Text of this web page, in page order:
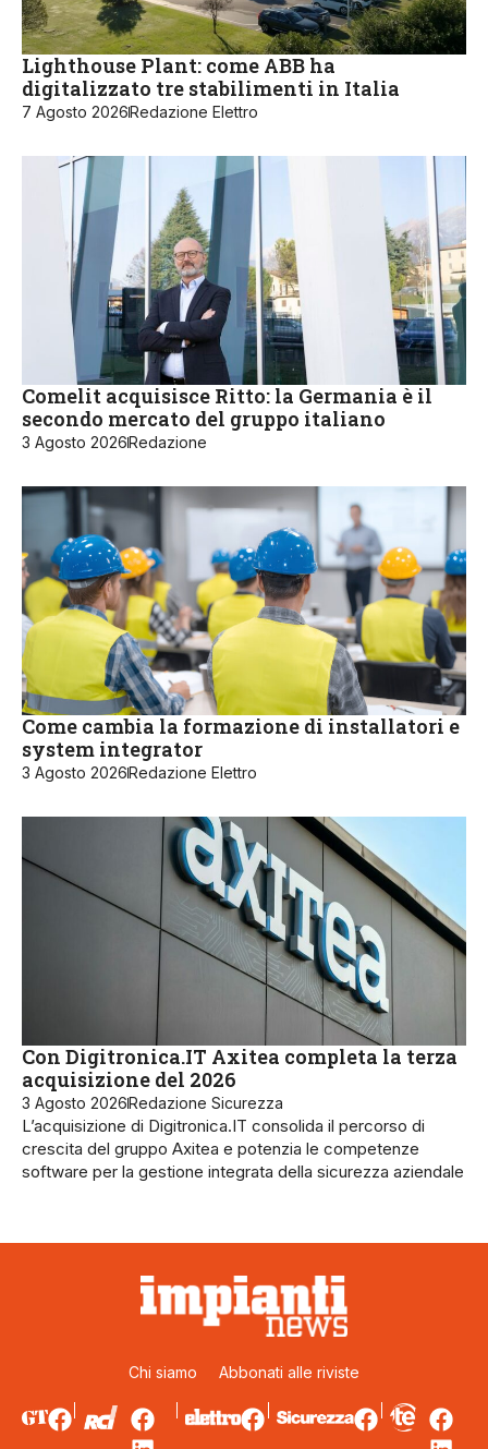
Lighthouse Plant: come ABB ha
digitalizzato tre stabilimenti in Italia
7 Agosto 2026Redazione Elettro
Comelit acquisisce Ritto: la Germania è il
secondo mercato del gruppo italiano
3 Agosto 2026Redazione
Come cambia la formazione di installatori e
system integrator
3 Agosto 2026Redazione Elettro
Con Digitronica.IT Axitea completa la terza
acquisizione del 2026
3 Agosto 2026Redazione Sicurezza
L’acquisizione di Digitronica.IT consolida il percorso di
crescita del gruppo Axitea e potenzia le competenze
software per la gestione integrata della sicurezza aziendale
Chi siamo Abbonati alle riviste